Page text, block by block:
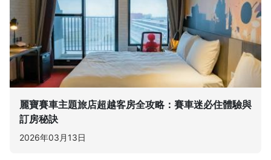
麗寶賽車主題旅店超越客房全攻略：賽車迷必住體驗與
訂房秘訣
2026年03月13日